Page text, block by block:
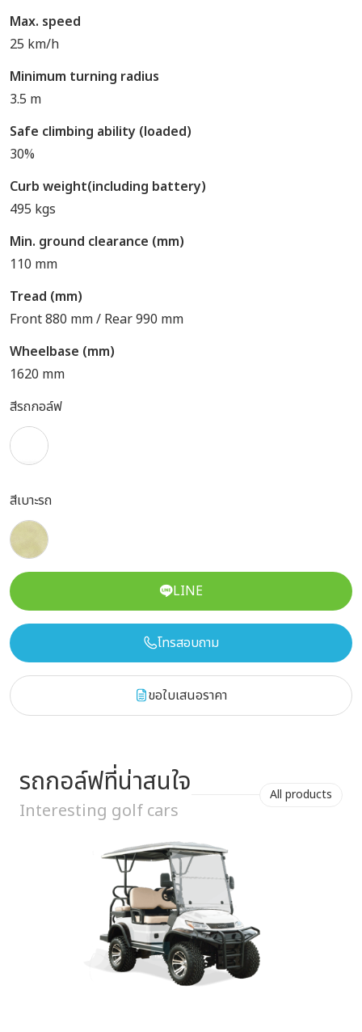
Max. speed
25 km/h
Minimum turning radius
3.5 m
Safe climbing ability (loaded)
30%
Curb weight(including battery)
495 kgs
Min. ground clearance (mm)
110 mm
Tread (mm)
Front 880 mm / Rear 990 mm
Wheelbase (mm)
1620 mm
สีรถกอล์ฟ
สีเบาะรถ
LINE
โทรสอบถาม
ขอใบเสนอราคา
รถกอล์ฟที่น่าสนใจ
Interesting golf cars
All products